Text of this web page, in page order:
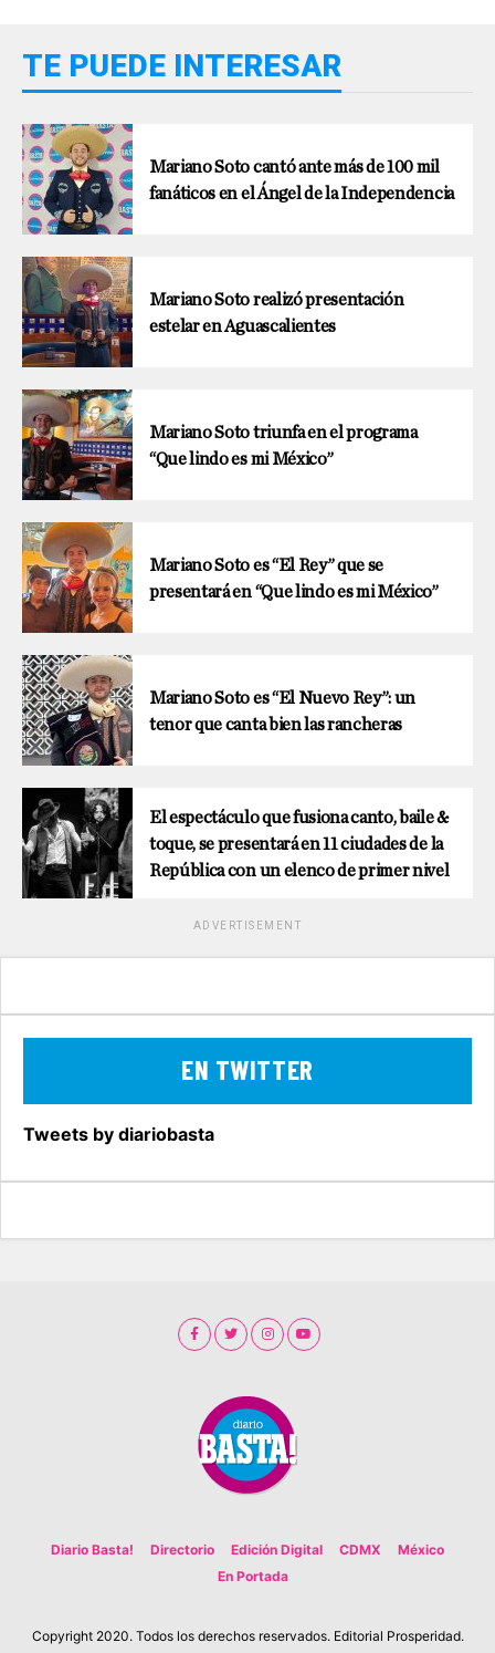
TE PUEDE INTERESAR
Mariano Soto cantó ante más de 100 mil
fanáticos en el Ángel de la Independencia
Mariano Soto realizó presentación
estelar en Aguascalientes
Mariano Soto triunfa en el programa
“Que lindo es mi México”
Mariano Soto es “El Rey” que se
presentará en “Que lindo es mi México”
Mariano Soto es “El Nuevo Rey”: un
tenor que canta bien las rancheras
El espectáculo que fusiona canto, baile &
toque, se presentará en 11 ciudades de la
República con un elenco de primer nivel
ADVERTISEMENT
EN TWITTER
Tweets by diariobasta
Diario Basta! Directorio Edición Digital CDMX
México
En Portada
Copyright 2020. Todos los derechos reservados. Editorial Prosperidad.